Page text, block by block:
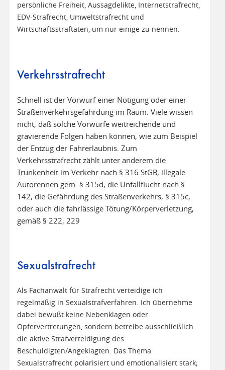
persönliche Freiheit, Aussagdelikte, Internetstrafrecht,
EDV-Strafrecht, Umweltstrafrecht und
Wirtschaftsstraftaten, um nur einige zu nennen.
Verkehrsstrafrecht
Schnell ist der Vorwurf einer Nötigung oder einer
Straßenverkehrsgefährdung im Raum. Viele wissen
nicht, daß solche Vorwürfe weitreichende und
gravierende Folgen haben können, wie zum Beispiel
der Entzug der Fahrerlaubnis. Zum
Verkehrsstrafrecht zählt unter anderem die
Trunkenheit im Verkehr nach § 316 StGB, illegale
Autorennen gem. § 315d, die Unfallflucht nach §
142, die Gefährdung des Straßenverkehrs, § 315c,
oder auch die fahrlässige Tötung/Körperverletzung,
gemäß § 222, 229
Sexualstrafrecht
Als Fachanwalt für Strafrecht verteidige ich
regelmäßig in Sexualstrafverfahren. Ich übernehme
dabei bewußt keine Nebenklagen oder
Opfervertretungen, sondern betreibe ausschließlich
die aktive Strafverteidigung des
Beschuldigten/Angeklagten. Das Thema
Sexualstrafrecht polarisiert und emotionalisiert stark;